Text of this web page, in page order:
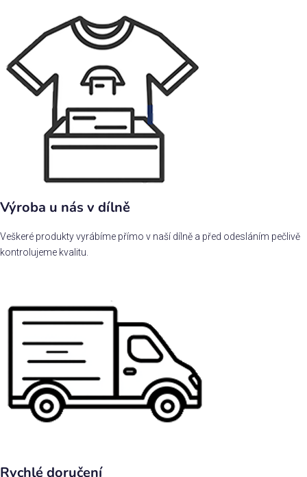
Výroba u nás v dílně
Veškeré produkty vyrábíme přímo v naší dílně a před odesláním pečlivě
kontrolujeme kvalitu.
Rychlé doručení